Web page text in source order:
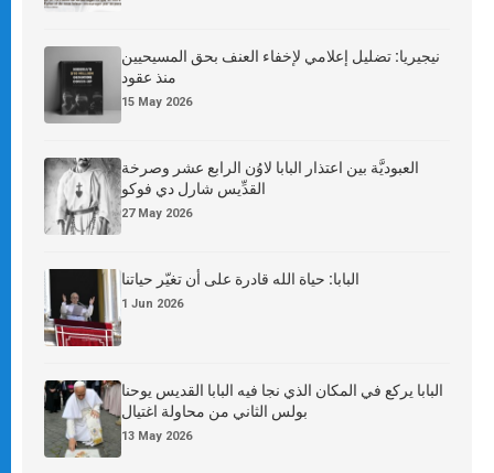
نيجيريا: تضليل إعلامي لإخفاء العنف بحق المسيحيين
منذ عقود
15 May 2026
العبوديَّة بين اعتذار البابا لاوُن الرابع عشر وصرخة
القدِّيس شارل دي فوكو
27 May 2026
البابا: حياة الله قادرة على أن تغيّر حياتنا
1 Jun 2026
البابا يركع في المكان الذي نجا فيه البابا القديس يوحنا
بولس الثاني من محاولة اغتيال
13 May 2026